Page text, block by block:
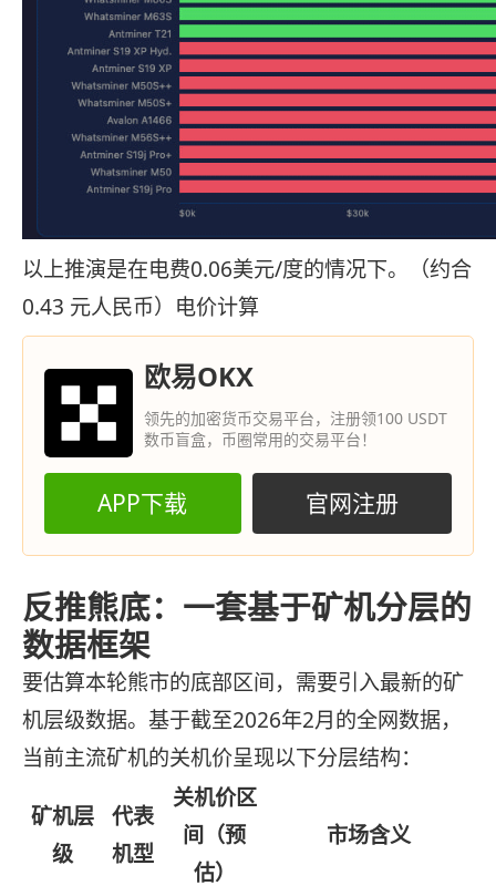
以上推演是在电费0.06美元/度的情况下。（约合
0.43 元人民币）电价计算
欧易OKX
领先的加密货币交易平台，注册领100 USDT
数币盲盒，币圈常用的交易平台！
APP下载 官网注册
反推熊底：一套基于矿机分层的
数据框架
要估算本轮熊市的底部区间，需要引入最新的矿
机层级数据。基于截至2026年2月的全网数据，
当前主流矿机的关机价呈现以下分层结构：
矿机层
级
代表
机型
关机价区
间（预
估）
市场含义